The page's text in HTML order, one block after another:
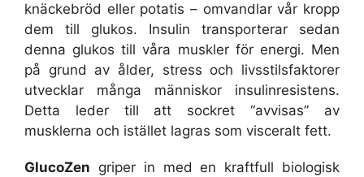
knäckebröd eller potatis – omvandlar vår kropp
dem till glukos. Insulin transporterar sedan
denna glukos till våra muskler för energi. Men
på grund av ålder, stress och livsstilsfaktorer
utvecklar många människor insulinresistens.
Detta leder till att sockret “avvisas” av
musklerna och istället lagras som visceralt fett.
GlucoZen griper in med en kraftfull biologisk